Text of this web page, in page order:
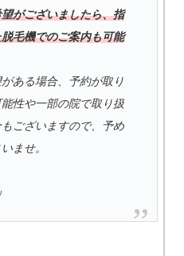
がございましたら、指
毛機でのご案内も可能
ある場合、予約が取り
性や一部の院で取り扱
ございますので、予め
ませ。